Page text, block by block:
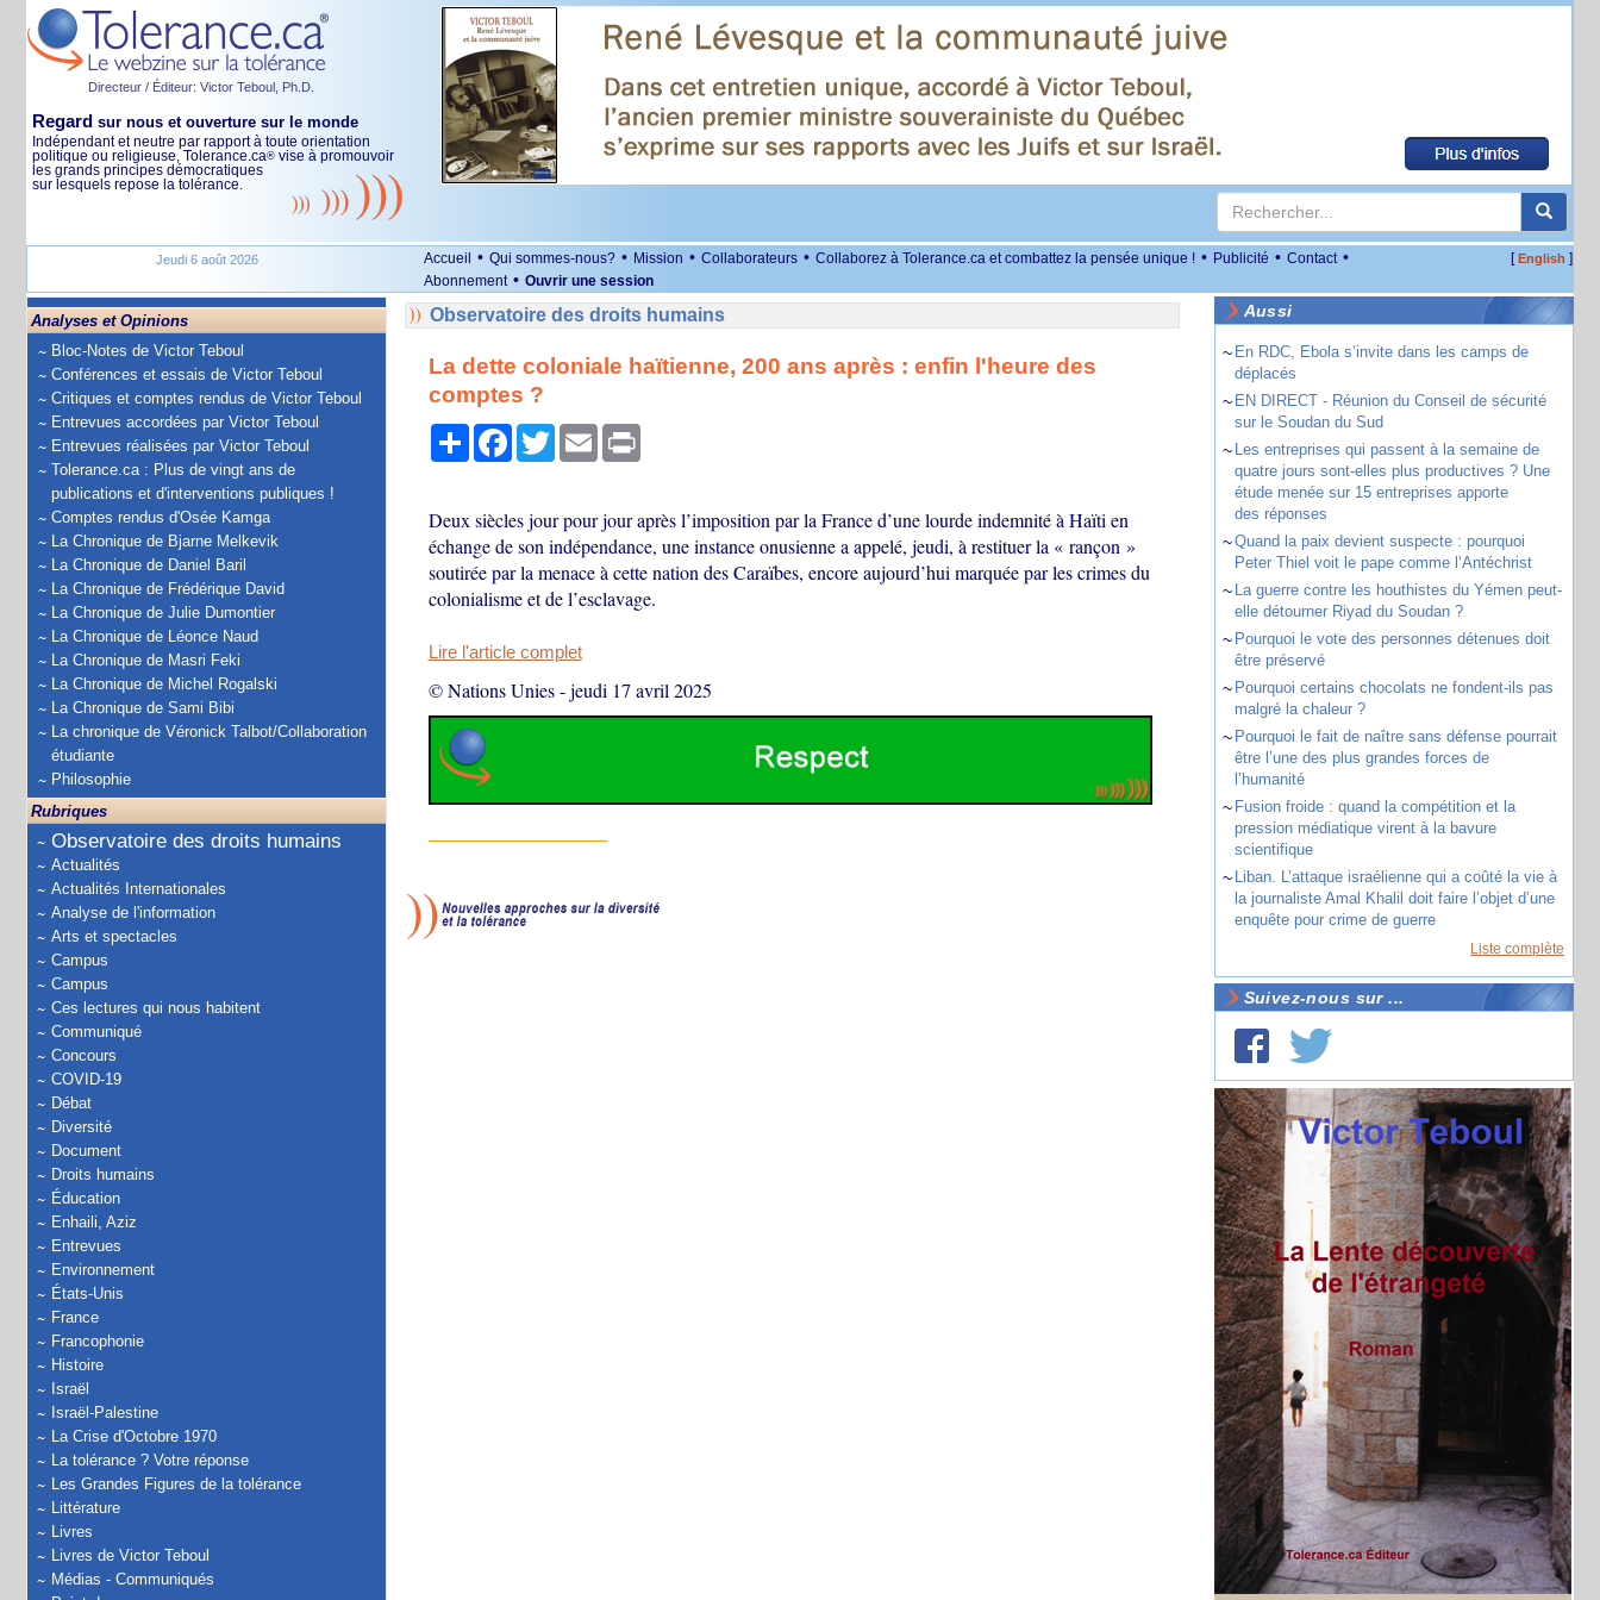
Directeur / Éditeur: Victor Teboul, Ph.D.
Regard sur nous et ouverture sur le monde
Indépendant et neutre par rapport à toute orientation
politique ou religieuse, Tolerance.ca® vise à promouvoir
les grands principes démocratiques
sur lesquels repose la tolérance.
Jeudi 6 août 2026 Accueil • Qui sommes-nous? • Mission • Collaborateurs • Collaborez à Tolerance.ca et combattez la pensée unique ! • Publicité • Contact •
Abonnement • Ouvrir une session
[English ]
Analyses et Opinions
Bloc-Notes de Victor Teboul
Conférences et essais de Victor Teboul
Critiques et comptes rendus de Victor Teboul
Entrevues accordées par Victor Teboul
Entrevues réalisées par Victor Teboul
Tolerance.ca : Plus de vingt ans de
publications et d'interventions publiques !
Comptes rendus d'Osée Kamga
La Chronique de Bjarne Melkevik
La Chronique de Daniel Baril
La Chronique de Frédérique David
La Chronique de Julie Dumontier
La Chronique de Léonce Naud
La Chronique de Masri Feki
La Chronique de Michel Rogalski
La Chronique de Sami Bibi
La chronique de Véronick Talbot/Collaboration
étudiante
Philosophie
Rubriques
Observatoire des droits humains
Actualités
Actualités Internationales
Analyse de l'information
Arts et spectacles
Campus
Campus
Ces lectures qui nous habitent
Communiqué
Concours
COVID-19
Débat
Diversité
Document
Droits humains
Éducation
Enhaili, Aziz
Entrevues
Environnement
États-Unis
France
Francophonie
Histoire
Israël
Israël-Palestine
La Crise d'Octobre 1970
La tolérance ? Votre réponse
Les Grandes Figures de la tolérance
Littérature
Livres
Livres de Victor Teboul
Médias - Communiqués
Observatoire des droits humains
La dette coloniale haïtienne, 200 ans après : enfin l'heure des
comptes ?
PartagerFacebook
TwitterEmail Print
Deux siècles jour pour jour après l’imposition par la France d’une lourde indemnité à Haïti en
échange de son indépendance, une instance onusienne a appelé, jeudi, à restituer la « rançon »
soutirée par la menace à cette nation des Caraïbes, encore aujourd’hui marquée par les crimes du
colonialisme et de l’esclavage.
Lire l'article complet
© Nations Unies-jeudi 17 avril 2025
Aussi
~ En RDC, Ebola s’invite dans les camps de
déplacés
~ EN DIRECT - Réunion du Conseil de sécurité
sur le Soudan du Sud
~ Les entreprises qui passent à la semaine de
quatre jours sont-elles plus productives ? Une
étude menée sur 15 entreprises apporte
des réponses
~Quand la paix devient suspecte : pourquoi
Peter Thiel voit le pape comme l’Antéchrist
~ La guerre contre les houthistes du Yémen peut-
elle détourner Riyad du Soudan ?
~ Pourquoi le vote des personnes détenues doit
être préservé
~ Pourquoi certains chocolats ne fondent-ils pas
malgré la chaleur ?
~ Pourquoi le fait de naître sans défense pourrait
être l’une des plus grandes forces de
l’humanité
~ Fusion froide : quand la compétition et la
pression médiatique virent à la bavure
scientifique
~ Liban. L’attaque israélienne qui a coûté la vie à
la journaliste Amal Khalil doit faire l’objet d’une
enquête pour crime de guerre
Liste complète
Suivez-nous sur ...